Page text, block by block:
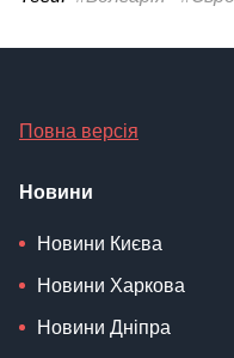
Повна версія
Новини
Новини Києва
Новини Харкова
Новини Дніпра